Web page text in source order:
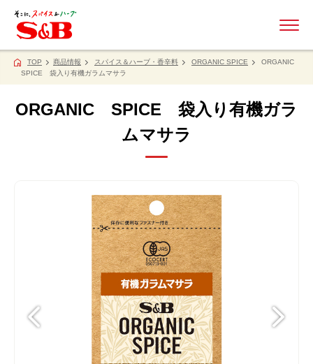
TOP 商品情報 スパイス＆ハーブ・香辛料 ORGANIC SPICE
ORGANIC
SPICE 袋入り有機ガラムマサラ
ORGANIC SPICE 袋入り有機ガラ
ムマサラ